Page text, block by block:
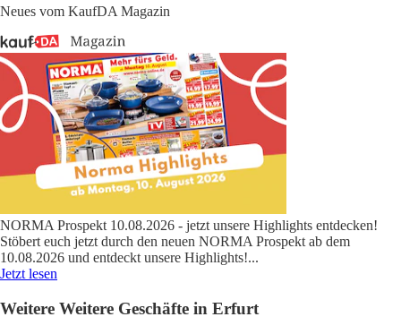
Neues vom KaufDA Magazin
NORMA Prospekt 10.08.2026 - jetzt unsere Highlights entdecken!
Stöbert euch jetzt durch den neuen NORMA Prospekt ab dem
10.08.2026 und entdeckt unsere Highlights!...
Jetzt lesen
Weitere Weitere Geschäfte in Erfurt